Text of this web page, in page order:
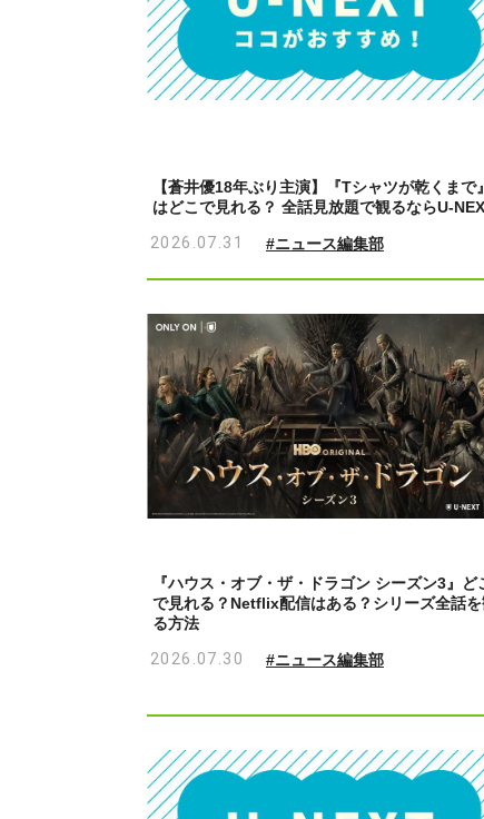
【蒼井優18年ぶり主演】『Tシャツが乾くまで』
はどこで見れる？ 全話見放題で観るならU-
2026.07.31
#ニュース編集部
『ハウス・オブ・ザ・ドラゴン シーズン3』ど
で見れる？Netflix配信はある？シリーズ全話
る方法
2026.07.30
#ニュース編集部